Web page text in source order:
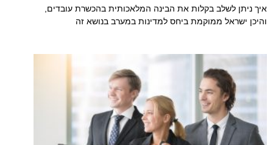
איך ניתן לשלב בקלות את הבינה המלאכותית בהכשרת עובדים,
והיכן ישראל ממוקמת ביחס למדינות במערב בנושא זה